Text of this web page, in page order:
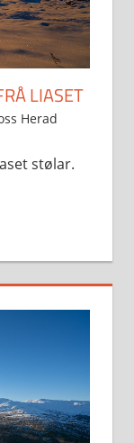
LIASET
Herad
stølar.